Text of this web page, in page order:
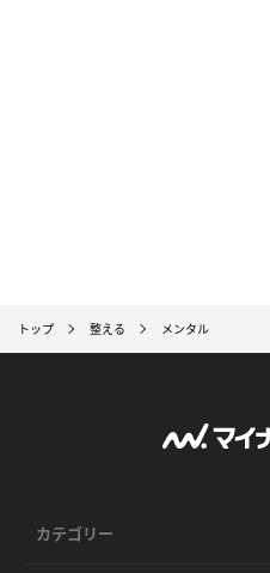
トップ 整える メンタル
カテゴリー